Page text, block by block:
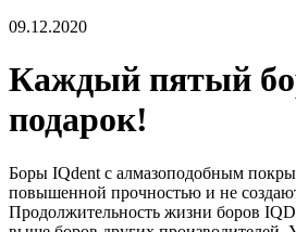
09.12.2020
Каждый пятый
подарок!
Боры IQdent c алмазоподобным
повышенной прочностью и не
Продолжительность жизни боров